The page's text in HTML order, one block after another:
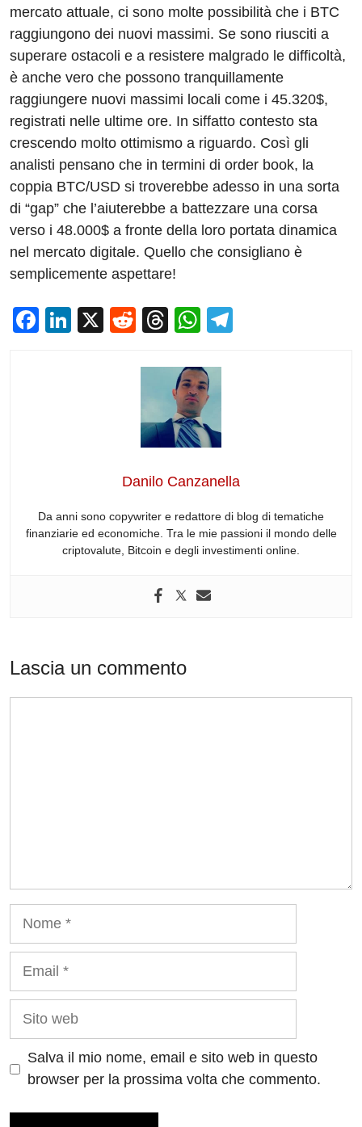
mercato attuale, ci sono molte possibilità che i BTC
raggiungono dei nuovi massimi. Se sono riusciti a
superare ostacoli e a resistere malgrado le difficoltà,
è anche vero che possono tranquillamente
raggiungere nuovi massimi locali come i 45.320$,
registrati nelle ultime ore. In siffatto contesto sta
crescendo molto ottimismo a riguardo. Così gli
analisti pensano che in termini di order book, la
coppia BTC/USD si troverebbe adesso in una sorta
di “gap” che l’aiuterebbe a battezzare una corsa
verso i 48.000$ a fronte della loro portata dinamica
nel mercato digitale. Quello che consigliano è
semplicemente aspettare!
F
Li
X
R
d
di
t
T
e
a
d
s
W
at
s
A
p
p
Danilo Canzanella
Da anni sono copywriter e redattore di blog di tematiche
finanziarie ed economiche. Tra le mie passioni il mondo delle
criptovalute, Bitcoin e degli investimenti online.
Lascia un commento
Sito
Salva il mio nome, email e sito web in questo
browser per la prossima volta che commento.